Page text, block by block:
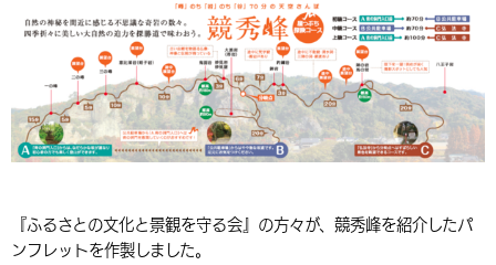
中国語（繁体字） 韓国語（한국어）
組織案内
生涯学習・スポーツ・人権
外国人の方向け情報
健康・医療
相談・支援・情報 計画・施策
観光なび スポットを探す
遊ぶ・体験する グルメ・食べる
買う・おみやげ 四季のイベント・祭り
移住・定住
市政情報
中津市について 市役所の紹介
地方創生・地域活性化 広報・広聴
行政・計画
『ふるさとの文化と景観を守る会』の方々が、競秀峰を紹介したパ
ンフレットを作製しました。